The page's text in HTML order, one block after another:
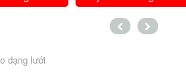
dạng lưới